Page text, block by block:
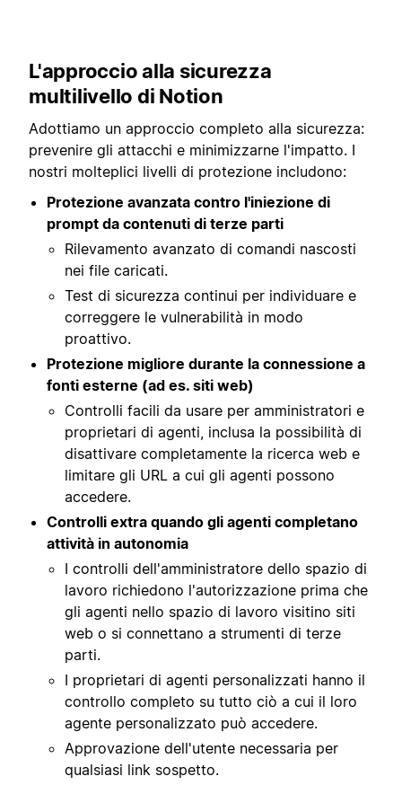
L'approccio alla sicurezza
multilivello di Notion
Adottiamo un approccio completo alla sicurezza:
prevenire gli attacchi e minimizzarne l'impatto. I
nostri molteplici livelli di protezione includono:
Protezione avanzata contro l'iniezione di
prompt da contenuti di terze parti
Rilevamento avanzato di comandi nascosti
nei file caricati.
Test di sicurezza continui per individuare e
correggere le vulnerabilità in modo
proattivo.
Protezione migliore durante la connessione a
fonti esterne (ad es. siti web)
Controlli facili da usare per amministratori e
proprietari di agenti, inclusa la possibilità di
disattivare completamente la ricerca web e
limitare gli URL a cui gli agenti possono
accedere.
Controlli extra quando gli agenti completano
attività in autonomia
I controlli dell'amministratore dello spazio di
lavoro richiedono l'autorizzazione prima che
gli agenti nello spazio di lavoro visitino siti
web o si connettano a strumenti di terze
parti.
I proprietari di agenti personalizzati hanno il
controllo completo su tutto ciò a cui il loro
agente personalizzato può accedere.
Approvazione dell'utente necessaria per
qualsiasi link sospetto.